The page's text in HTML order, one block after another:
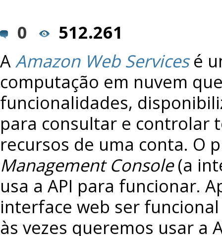
0
512.261
AAmazon Web Servicesé
computação em nuvem
funcionalidades,
para consultar e controlar
recursos de uma conta. O
Management Console(a
usa a API para funcionar.
interface web ser
às vezes queremos usar a